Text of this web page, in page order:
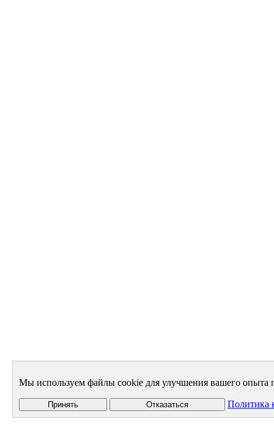
Мы используем файлы cookie для улучшения вашего опыта
Принять Отказаться Политика